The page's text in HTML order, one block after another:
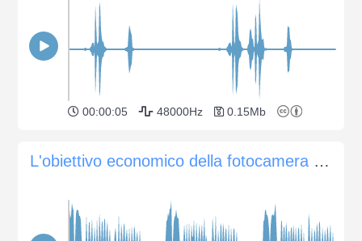
00:00:05 48000Hz 0.15Mb
L'obiettivo economico della fotocamera Canon cerca di mettere a fuoco